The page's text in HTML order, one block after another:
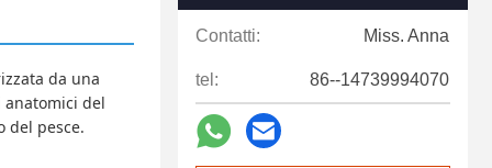
da una
del
del pesce.
Contatti: Miss. Anna
tel: 86--14739994070